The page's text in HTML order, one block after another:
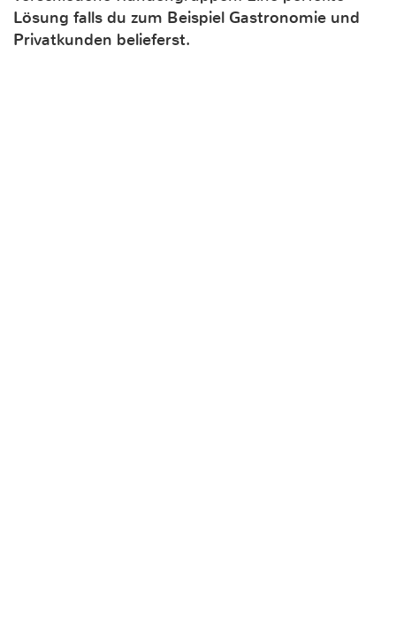
Lösung falls du zum Beispiel Gastronomie und
Privatkunden belieferst.